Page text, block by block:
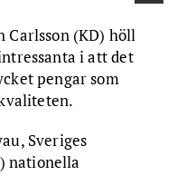
Carlsson (KD) höll
i att det
pengar som
Sveriges
nationella